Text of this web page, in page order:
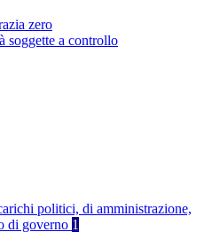
zero
soggette a controllo
politici, di amministrazione,
di governo 1